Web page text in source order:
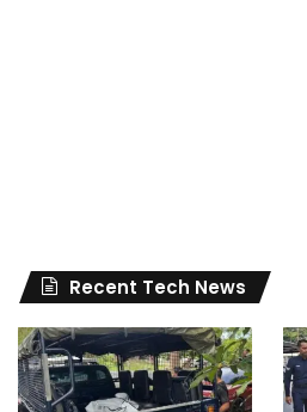
Recent Tech News